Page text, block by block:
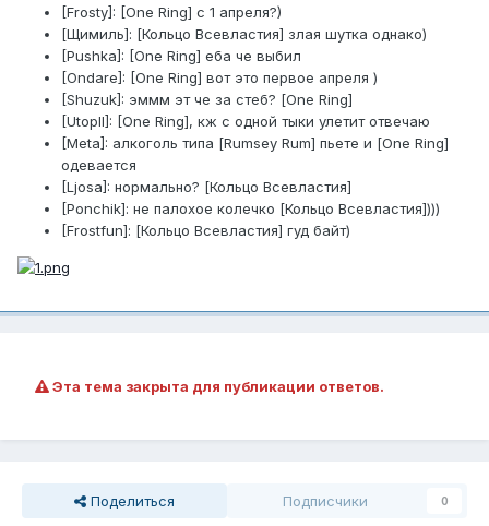
[Frosty]: [One Ring] с 1 апреля?)
[Щимиль]: [Кольцо Всевластия] злая шутка однако)
[Pushka]: [One Ring] еба че выбил
[Ondare]: [One Ring] вот это первое апреля )
[Shuzuk]: эммм эт че за стеб? [One Ring]
[Utopll]: [One Ring], кж с одной тыки улетит отвечаю
[Meta]: алкоголь типа [Rumsey Rum] пьете и [One Ring]
одевается
[Ljosa]: нормально? [Кольцо Всевластия]
[Ponchik]: не палохое колечко [Кольцо Всевластия])))
[Frostfun]: [Кольцо Всевластия] гуд байт)
Эта тема закрыта для публикации ответов.
Поделиться Подписчики 0